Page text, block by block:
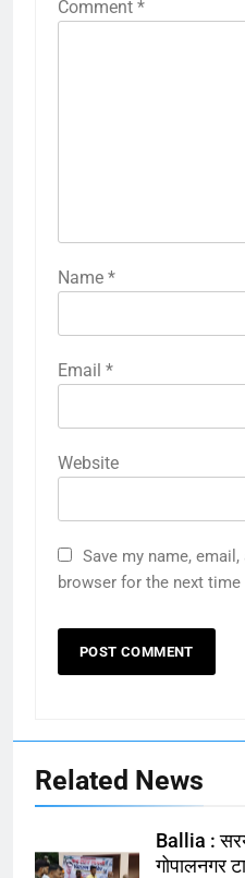
Comment *
Name *
Email *
Website
Save my name,
browser for the next
Related News
Ballia :
गोपालनगर